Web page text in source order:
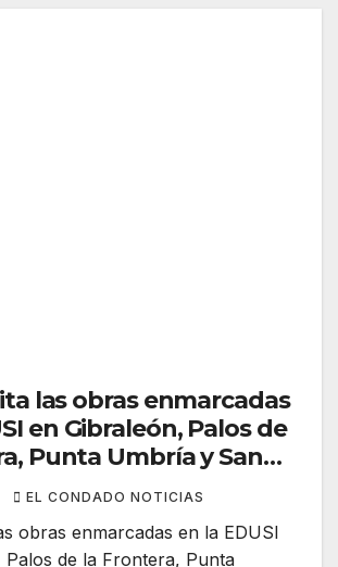
las obras enmarcadas
en Gibraleón, Palos de
Punta Umbría y San
EL CONDADO NOTICIAS
obras enmarcadas en la EDUSI
Palos de la Frontera, Punta